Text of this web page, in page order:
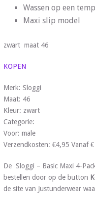
Wassen op een
Maxi slip model
zwart maat 46
KOPEN
Merk: Sloggi
Maat: 46
Kleur: zwart
Categorie:
Voor: male
Verzendkosten: €4,95 Vanaf
De Sloggi – Basic Maxi 4-
bestellen door op de button
de site van Justunderwear